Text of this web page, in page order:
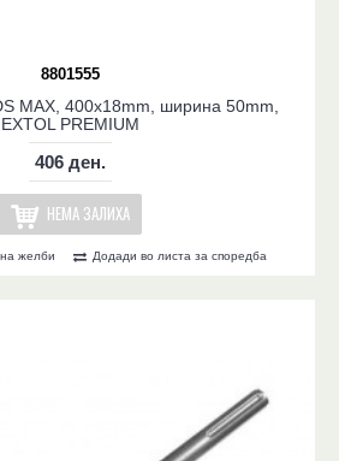
8801555
MAX, 400x18mm, ширина 50mm,
EXTOL PREMIUM
406 ден.
НЕМА ЗАЛИХА
желби Додади во листа за споредба